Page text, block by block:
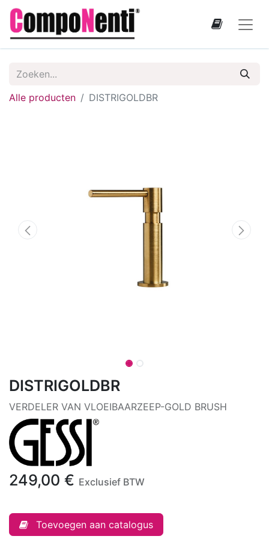
Alle producten DISTRIGOLDBR
DISTRIGOLDBR
VERDELER VAN VLOEIBAARZEEP-GOLD BRUSH
249,00 € Exclusief BTW
Toevoegen aan catalogus